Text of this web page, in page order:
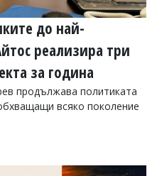
до най-
реализира три
за година
продължава политиката
всяко поколение